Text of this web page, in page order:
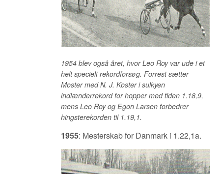
1954 blev også året, hvor Leo Roy var ude i et
helt specielt rekordforsøg. Forrest sætter
Moster med N. J. Koster i sulkyen
indlænderrekord for hopper med tiden 1.18,9,
mens Leo Roy og Egon Larsen forbedrer
hingsterekorden til 1.19,1.
1955: Mesterskab for Danmark i 1.22,1a.